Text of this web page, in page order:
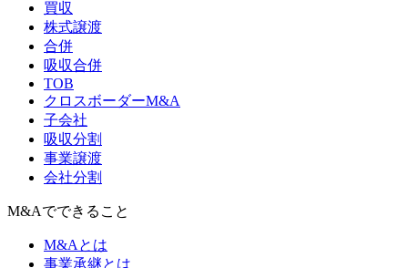
買収
株式譲渡
合併
吸収合併
TOB
クロスボーダーM&A
子会社
吸収分割
事業譲渡
会社分割
M&Aでできること
M&Aとは
事業承継とは